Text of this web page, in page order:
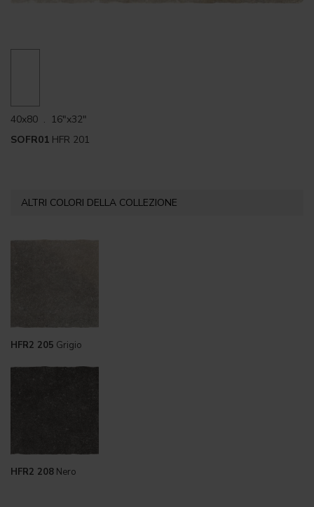
40x80 . 16"x32"
SOFR01 HFR 201
ALTRI COLORI DELLA COLLEZIONE
HFR2 205 Grigio
HFR2 208 Nero